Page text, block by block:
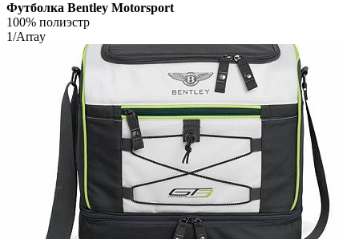
Футболка Bentley Motorsport
100% полиэстр
1/Array